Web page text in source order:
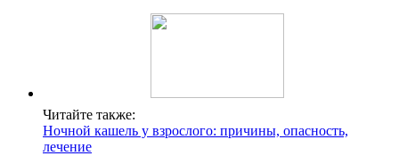
Читайте также:
Ночной кашель у взрослого: причины, опасность,
лечение